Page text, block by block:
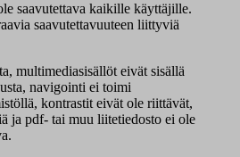
saavutettava kaikille käyttäjille.
saavutettavuuteen liittyviä
multimediasisällöt eivät sisällä
navigointi ei toimi
kontrastit eivät ole riittävät,
ja pdf- tai muu liitetiedosto ei ole